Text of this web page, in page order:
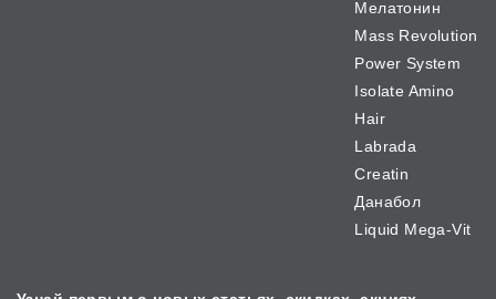
Мелатонин
Mass Revolution
Power System
Isolate Amino
Hair
Labrada
Creatin
Данабол
Liquid Mega-Vit